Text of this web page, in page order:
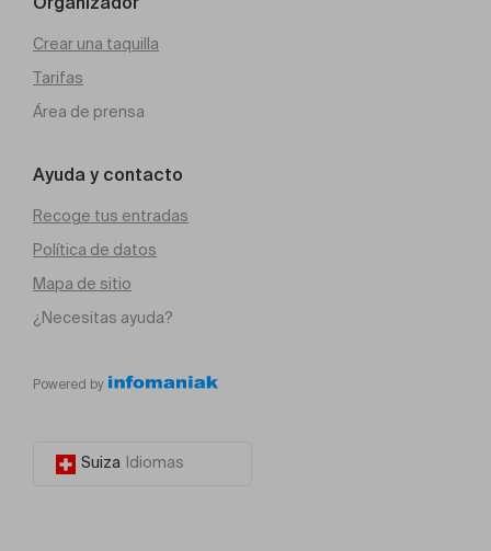
Organizador
Crear una taquilla
Tarifas
Área de prensa
Ayuda y contacto
Recoge tus entradas
Política de datos
Mapa de sitio
¿Necesitas ayuda?
Powered by
Suiza Idiomas